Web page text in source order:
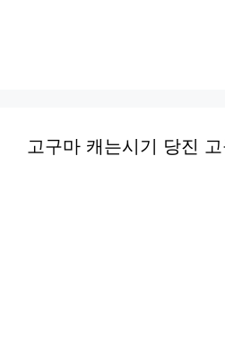
고구마 캐는시기 당진